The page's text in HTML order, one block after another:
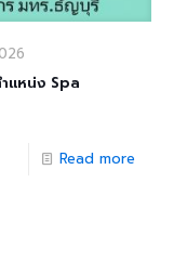
แหน่ง Spa
Read more